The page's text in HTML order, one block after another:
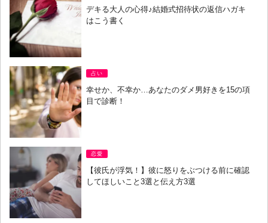
デキる大人の心得♪結婚式招待状の返信ハガキ
はこう書く
占い
幸せか、不幸か…あなたのダメ男好きを15の項
目で診断！
恋愛
【彼氏が浮気！】彼に怒りをぶつける前に確認
してほしいこと3選と伝え方3選